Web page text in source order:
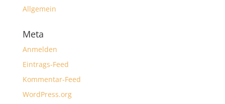
Allgemein
Meta
Anmelden
Eintrags-Feed
Kommentar-Feed
WordPress.org